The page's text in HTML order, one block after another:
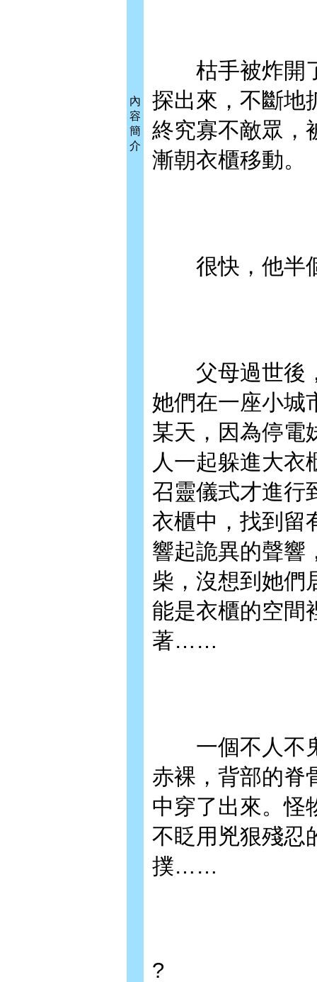
內
容
簡
介
枯手被炸開了
探出來，不斷地
終究寡不敵眾，
漸朝衣櫃移動。
很快，他半
父母過世後，
她們在一座小城
某天，因為停電
人一起躲進大衣
召靈儀式才進行
衣櫃中，找到留
響起詭異的聲響
柴，沒想到她們
能是衣櫃的空間
著……
一個不人不鬼
赤裸，背部的脊
中穿了出來。怪
不眨用兇狠殘忍
撲……
?